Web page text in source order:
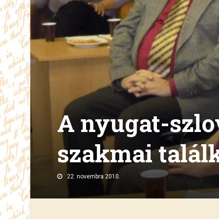
A nyugat-
szakmai
22. novembra 2010.